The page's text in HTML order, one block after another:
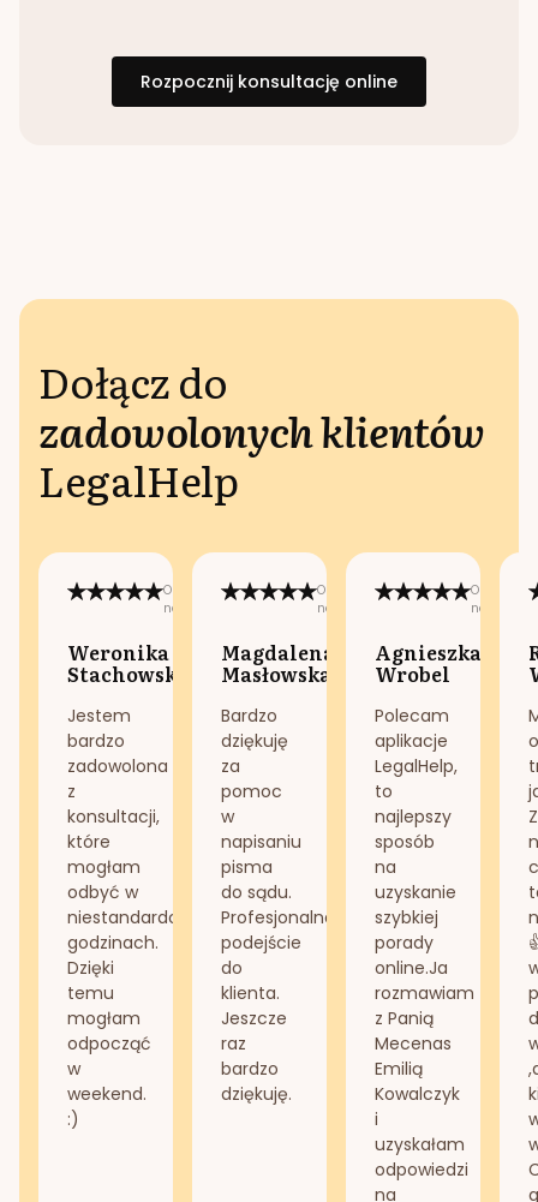
Rozpocznij konsultację online
Dołącz do
zadowolonych klientów
LegalHelp
Opublikowano
na:
Weronika
Stachowska
Jestem
bardzo
zadowolona
z
konsultacji,
które
mogłam
odbyć w
niestandardowych
godzinach.
Dzięki
temu
mogłam
odpocząć
w
weekend.
:)
Opublikowano
na:
Magdalena
Masłowska
Bardzo
dziękuję
za
pomoc
w
napisaniu
pisma
do sądu.
Profesjonalne
podejście
do
klienta.
Jeszcze
raz
bardzo
dziękuję.
na:
Agnieszka
Wrobel
Polecam
aplikacje
LegalHelp,
to
najlepszy
sposób
na
uzyskanie
szybkiej
porady
online.Ja
rozmawiam
z Panią
Mecenas
Emilią
Kowalczyk
i
uzyskałam
odpowiedzi
na